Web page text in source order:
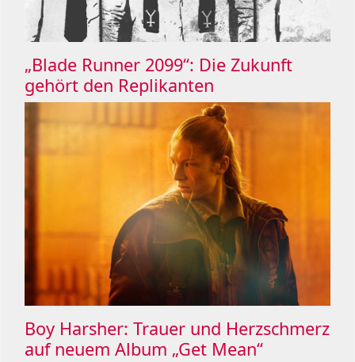
„Blade Runner 2099“: Die Zukunft
gehört den Replikanten
Boy Harsher: Trauer und Herzschmerz
auf neuem Album „Get Mean“